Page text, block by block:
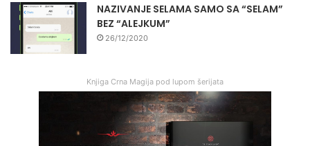
NAZIVANJE SELAMA SAMO SA “SELAM”
BEZ “ALEJKUM”
26/12/2020
Knjiga Crna Magija pod lupom šerijata